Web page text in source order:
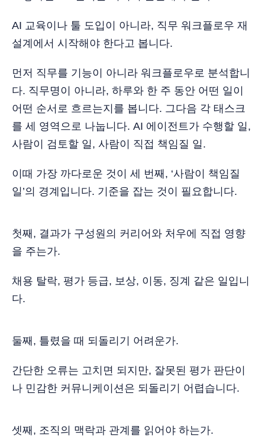
AI 교육이나 툴 도입이 아니라, 직무 워크플로우 재
설계에서 시작해야 한다고 봅니다.
먼저 직무를 기능이 아니라 워크플로우로 분석합니
다. 직무명이 아니라, 하루와 한 주 동안 어떤 일이
어떤 순서로 흐르는지를 봅니다. 그다음 각 태스크
를 세 영역으로 나눕니다. AI 에이전트가 수행할 일,
사람이 검토할 일, 사람이 직접 책임질 일.
이때 가장 까다로운 것이 세 번째, ‘사람이 책임질
일’의 경계입니다. 기준을 잡는 것이 필요합니다.
첫째, 결과가 구성원의 커리어와 처우에 직접 영향
을 주는가.
채용 탈락, 평가 등급, 보상, 이동, 징계 같은 일입니
다.
둘째, 틀렸을 때 되돌리기 어려운가.
간단한 오류는 고치면 되지만, 잘못된 평가 판단이
나 민감한 커뮤니케이션은 되돌리기 어렵습니다.
셋째, 조직의 맥락과 관계를 읽어야 하는가.